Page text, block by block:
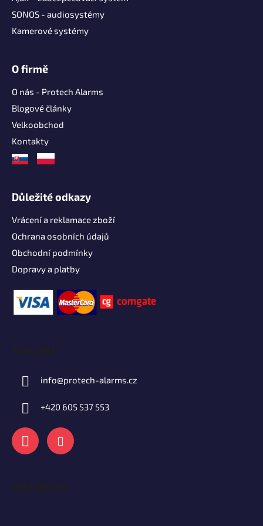
SONOS - audiosystémy
Kamerové systémy
O firmě
O nás - Protech Alarms
Blogové články
Velkoobchod
Kontakty
Důležité odkazy
Vrácení a reklamace zboží
Ochrana osobních údajů
Obchodní podmínky
Dopravy a platby
Kontakt
info@protech-alarms.cz
+420 605 537 553
Instagram